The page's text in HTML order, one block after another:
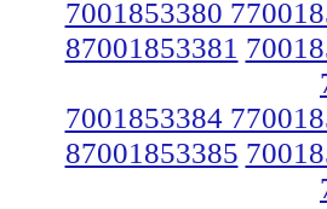
7001853380
87001853381
7001853384
87001853385